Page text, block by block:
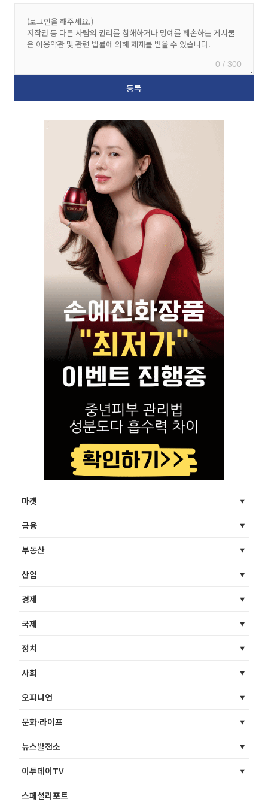
0 / 300
마켓
금융
부동산
산업
경제
국제
정치
사회
오피니언
문화·라이프
뉴스발전소
이투데이TV
스페셜리포트